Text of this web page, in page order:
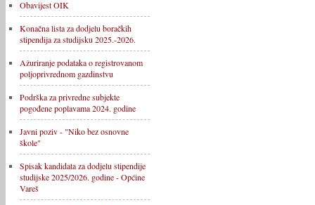
Obavijest OIK
Konačna lista za dodjelu boračkih
stipendija za studijsku 2025.-2026.
Ažuriranje podataka o registrovanom
poljoprivrednom gazdinstvu
Podrška za privredne subjekte
pogođene poplavama 2024. godine
Javni poziv - "Niko bez osnovne
škole"
Spisak kandidata za dodjelu stipendije
studijske 2025/2026. godine - Općine
Vareš